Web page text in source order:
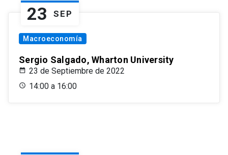
23 SEP
Macroeconomía
Sergio Salgado, Wharton University
23 de Septiembre de 2022
14:00 a 16:00